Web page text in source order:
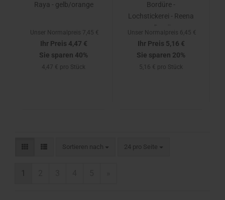
Raya - gelb/orange
Unser Normalpreis 7,45 €
Ihr Preis 4,47 €
Sie sparen 40%
4,47 € pro Stück
Bordüre -
Lochstickerei - Reena
- olivgrün
Unser Normalpreis 6,45 €
Ihr Preis 5,16 €
Sie sparen 20%
5,16 € pro Stück
Sortieren nach 24 pro Seite
1